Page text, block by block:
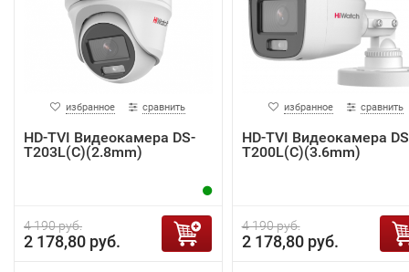
избранное сравнить
HD-TVI Видеокамера DS-
T203L(C)(2.8mm)
4 190 руб.
2 178,80 руб.
избранное сравнить
HD-TVI Видеокамера
T200L(C)(3.6mm)
4 190 руб.
2 178,80 руб.